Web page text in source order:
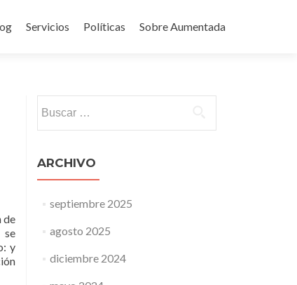
Servicios Políticas Sobre Aumentada
de
se
y
ARCHIVO
septiembre 2025
agosto 2025
diciembre 2024